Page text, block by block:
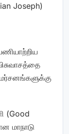
Joseph)
(Good
மாநாடு